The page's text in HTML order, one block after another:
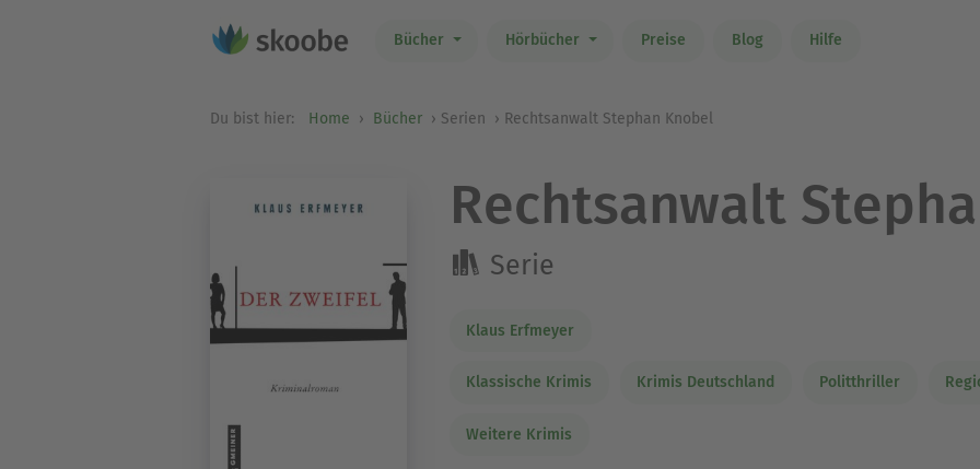
Bücher Hörbücher Preise Blog Hilfe
Du bist hier: Home Bücher Serien Rechtsanwalt Stephan Knobel
Rechtsanwalt
Serie
Klaus Erfmeyer
Klassische Krimis Krimis Deutschland Politthriller
Weitere Krimis